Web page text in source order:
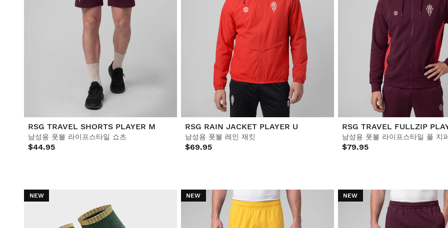
RSG TRAVEL SHORTS PLAYER M
남성용 풋볼 라이프스타일 쇼츠
$44.95
RSG RAIN JACKET PLAYER U
남성용 풋볼 레인 재킷
$69.95
RSG TRAVEL FULLZIP
남성용 풋볼 라이프스타일 풀 지
$79.95
NEW NEW NEW